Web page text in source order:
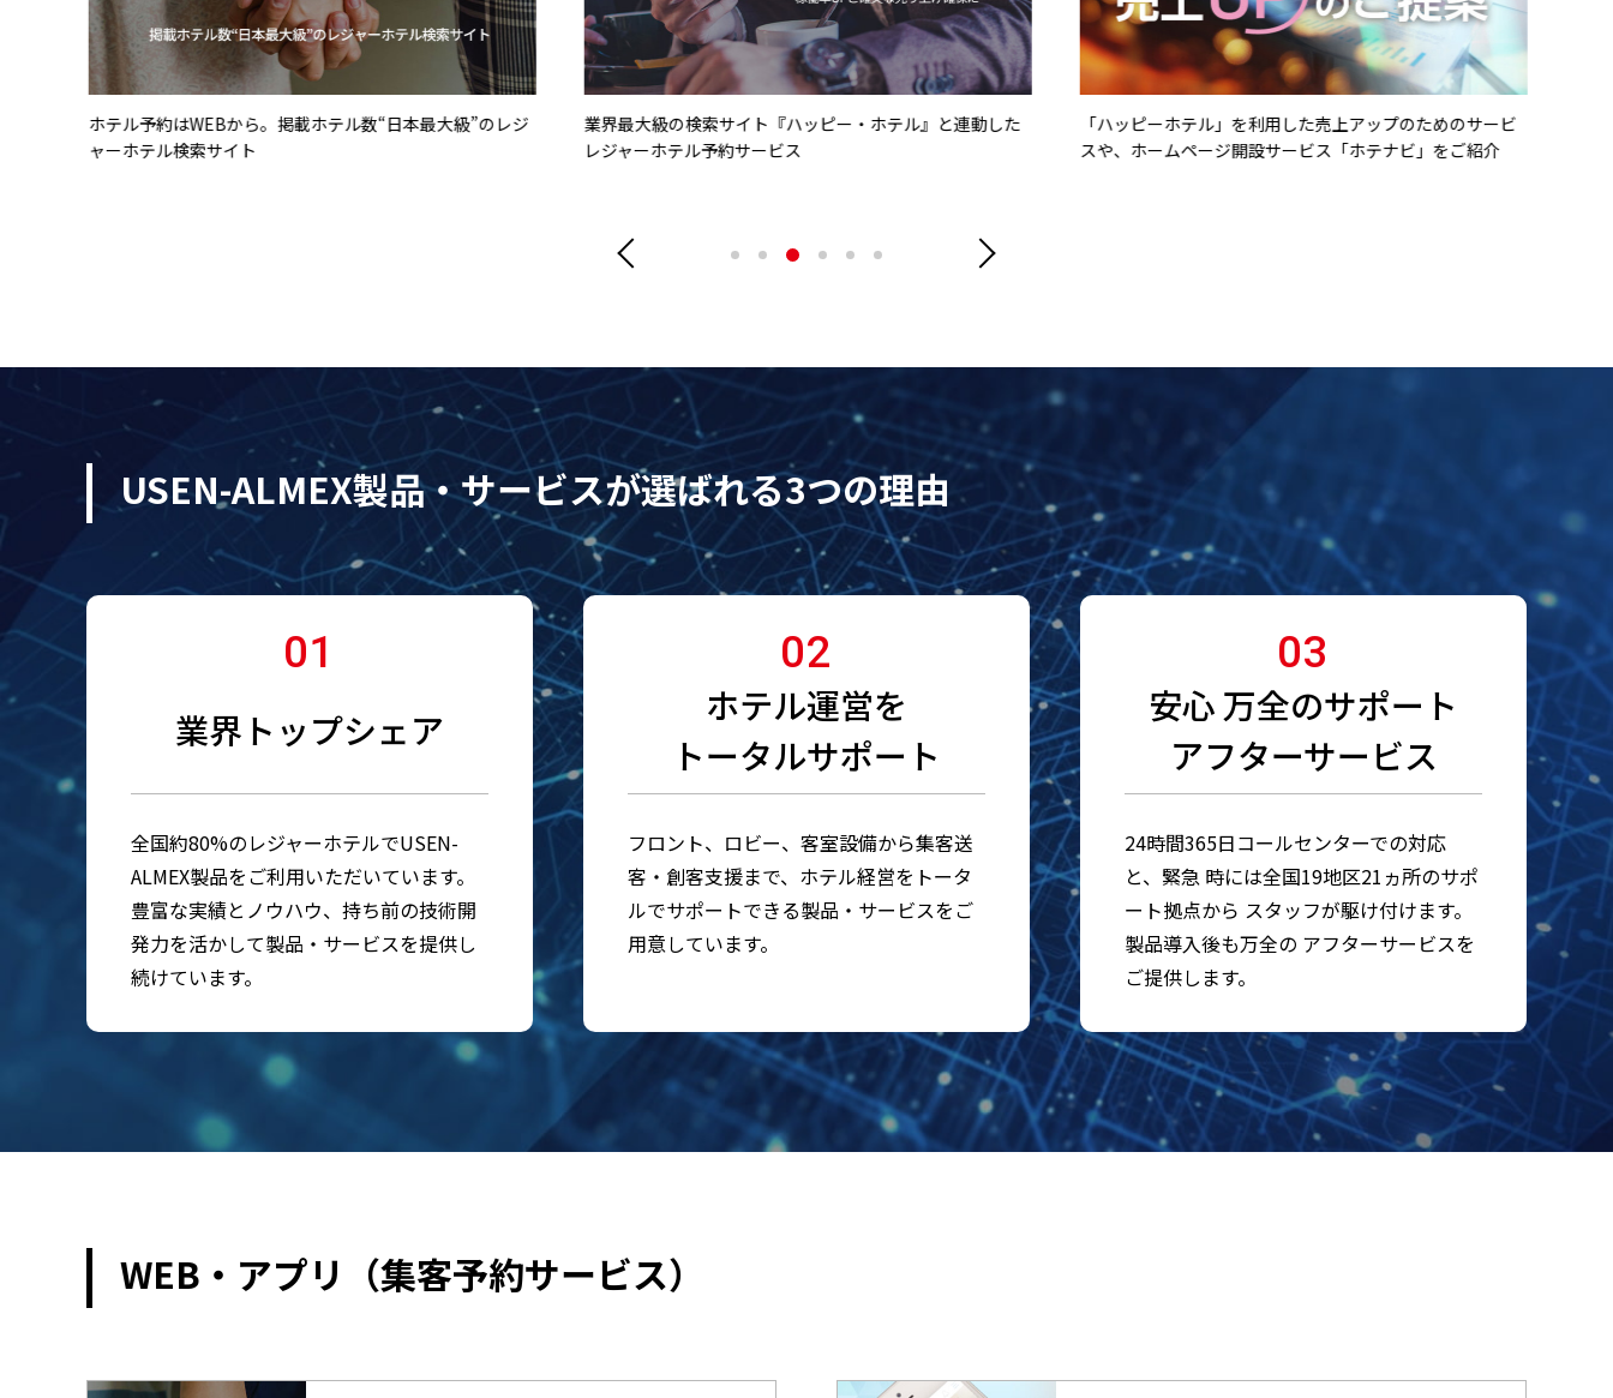
ホテル予約はWEBから。掲載ホテル数“日本最大級”のレジ
ャーホテル検索サイト
業界最大級の検索サイト『ハッピー・ホテル』と連動した
レジャーホテル予約サービス
「ハッピーホテル」を利用した売上アップのためのサービ
スや、ホームページ開設サービス「ホテナビ」をご紹介
USEN-ALMEX製品・サービスが選ばれる3つの理由
01
業界トップシェア
全国約80%のレジャーホテルでUSEN-
ALMEX製品をご利用いただいています。
豊富な実績とノウハウ、持ち前の技術開
発力を活かして製品・サービスを提供し
続けています。
02
ホテル運営を
トータルサポート
フロント、ロビー、客室設備から集客送
客・創客支援まで、ホテル経営をトータ
ルでサポートできる製品・サービスをご
用意しています。
03
安心 万全のサポート
アフターサービス
24時間365日コールセンターでの対応
と、緊急 時には全国19地区21ヵ所のサポ
ート拠点から スタッフが駆け付けます。
製品導入後も万全の アフターサービスを
ご提供します。
WEB・アプリ（集客予約サービス）